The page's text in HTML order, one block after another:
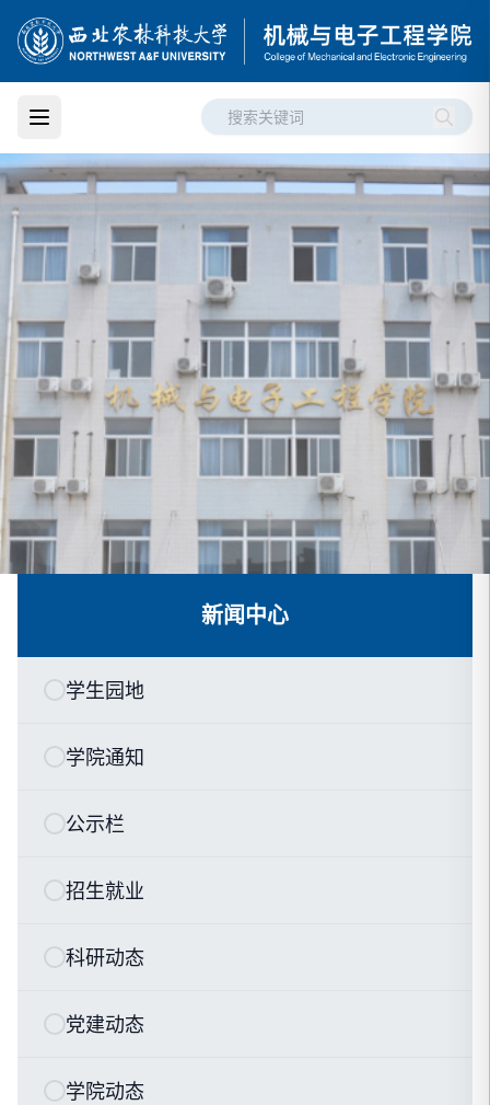
新闻中心
学生园地
学院通知
公示栏
招生就业
科研动态
党建动态
学院动态